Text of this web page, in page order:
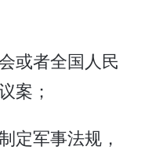
或者全国人民
案；
定军事法规，